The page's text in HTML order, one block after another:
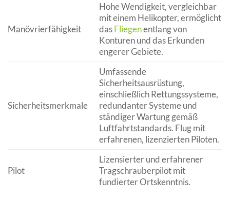
Manövrierfähigkeit
Hohe Wendigkeit, vergleichbar
mit einem Helikopter, ermöglicht
dasFliegenentlang von
Konturen und das Erkunden
engerer Gebiete.
Sicherheitsmerkmale
Umfassende
Sicherheitsausrüstung,
einschließlich Rettungssysteme,
redundanter Systeme und
ständiger Wartung gemäß
Luftfahrtstandards. Flug mit
erfahrenen, lizenzierten Piloten.
Pilot
Lizensierter und erfahrener
Tragschrauberpilot mit
fundierter Ortskenntnis.